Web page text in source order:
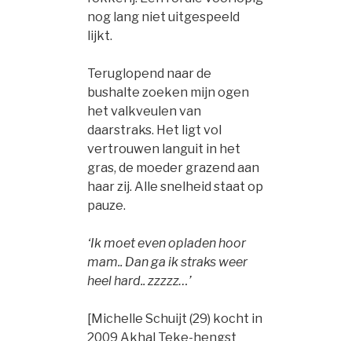
nog lang niet uitgespeeld
lijkt.
Teruglopend naar de
bushalte zoeken mijn ogen
het valkveulen van
daarstraks. Het ligt vol
vertrouwen languit in het
gras, de moeder grazend aan
haar zij. Alle snelheid staat op
pauze.
‘Ik moet even opladen hoor
mam.. Dan ga ik straks weer
heel hard.. zzzzz…’
[Michelle Schuijt (29) kocht in
2009 Akhal Teke-hengst